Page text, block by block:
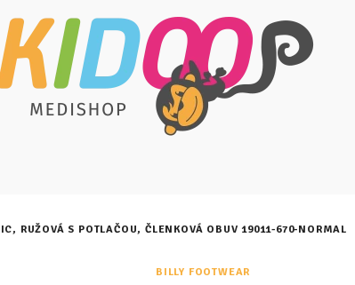
RUŽOVÁ S POTLAČOU, ČLENKOVÁ OBUV 19011-670-NORMAL
BILLY FOOTWEAR